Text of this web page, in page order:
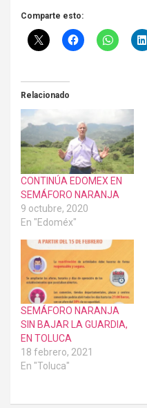
Comparte esto:
Relacionado
CONTINÚA EDOMEX EN
SEMÁFORO NARANJA
9 octubre, 2020
En "Edoméx"
SEMÁFORO NARANJA
SIN BAJAR LA GUARDIA,
EN TOLUCA
18 febrero, 2021
En "Toluca"